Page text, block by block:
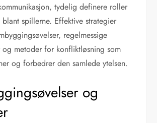
tydelig definere roller
spillerne. Effektive strategier
regelmessige
og metoder for konfliktløsning som
og forbedrer den samlede ytelsen.
og